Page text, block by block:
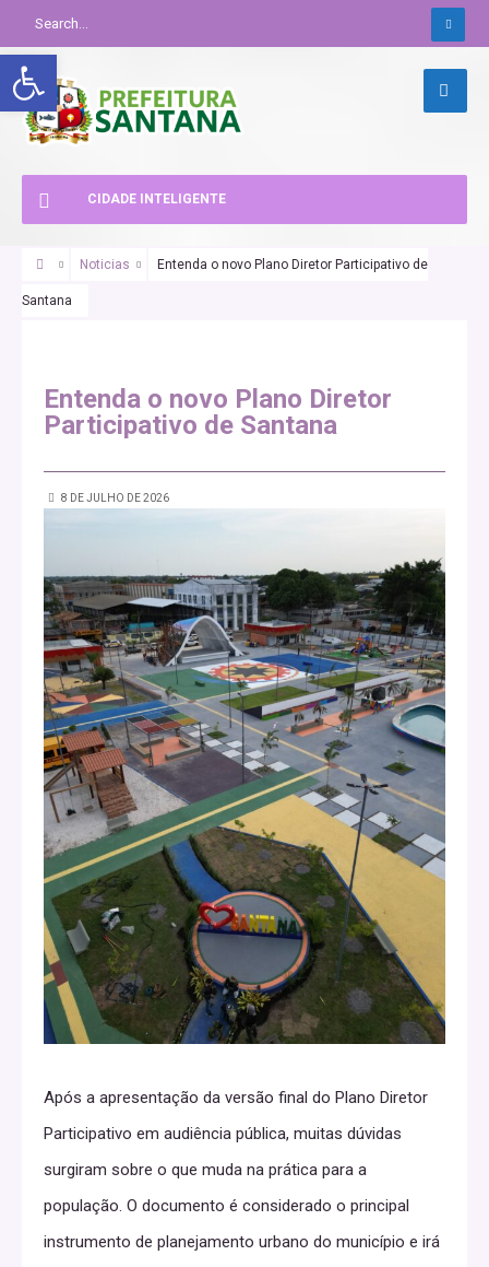
Abrir a barra de ferramentas
CIDADE INTELIGENTE
Noticias Entenda o novo Plano Diretor Participativo de
Santana
Entenda o novo Plano Diretor
Participativo de Santana
8 DE JULHO DE 2026
Após a apresentação da versão final do Plano Diretor
Participativo em audiência pública, muitas dúvidas
surgiram sobre o que muda na prática para a
população. O documento é considerado o principal
instrumento de planejamento urbano do município e irá